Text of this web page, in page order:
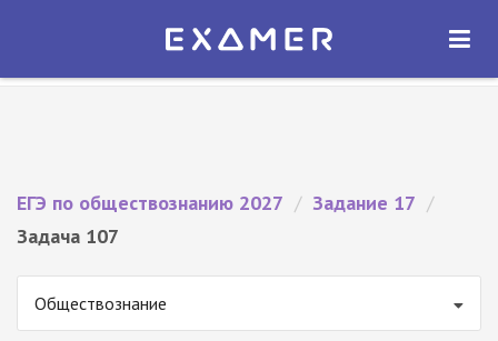
Экзамер — ЕГЭ 2027
ОТКРЫТЬ
ЕГЭ по обществознанию 2027 / Задание 17 /
Задача 107
Обществознание